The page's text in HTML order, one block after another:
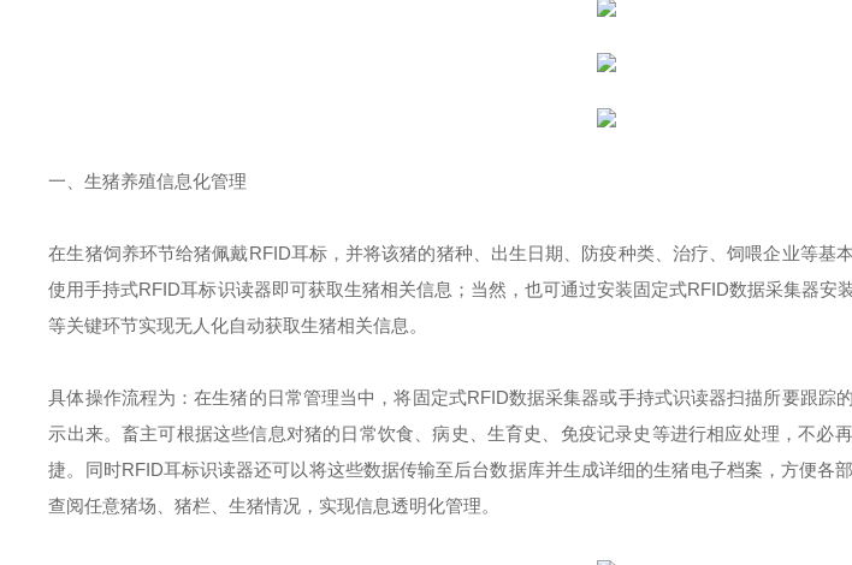
一、生猪养殖信息化管理
在生猪饲养环节给猪佩戴RFID耳标，并将该猪的猪种、出生日期、防疫种类、治疗、饲喂企业等基
使用手持式RFID耳标识读器即可获取生猪相关信息；当然，也可通过安装固定式RFID数据采集器安
等关键环节实现无人化自动获取生猪相关信息。
具体操作流程为：在生猪的日常管理当中，将固定式RFID数据采集器或手持式识读器扫描所要跟踪
示出来。畜主可根据这些信息对猪的日常饮食、病史、生育史、免疫记录史等进行相应处理，不必
捷。同时RFID耳标识读器还可以将这些数据传输至后台数据库并生成详细的生猪电子档案，方便各
查阅任意猪场、猪栏、生猪情况，实现信息透明化管理。